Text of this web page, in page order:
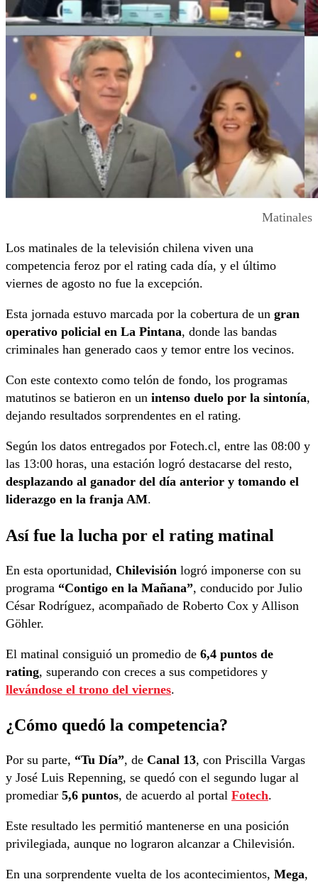
Matinales
Los matinales de la televisión chilena viven una
competencia feroz por el rating cada día, y el último
viernes de agosto no fue la excepción.
Esta jornada estuvo marcada por la cobertura de un gran
operativo policial en La Pintana, donde las bandas
criminales han generado caos y temor entre los vecinos.
Con este contexto como telón de fondo, los programas
matutinos se batieron en un intenso duelo por la sintonía,
dejando resultados sorprendentes en el rating.
Según los datos entregados por Fotech.cl, entre las 08:00 y
las 13:00 horas, una estación logró destacarse del resto,
desplazando al ganador del día anterior y tomando el
liderazgo en la franja AM.
Así fue la lucha por el rating matinal
En esta oportunidad, Chilevisión logró imponerse con su
programa “Contigo en la Mañana”, conducido por Julio
César Rodríguez, acompañado de Roberto Cox y Allison
Göhler.
El matinal consiguió un promedio de 6,4 puntos de
rating, superando con creces a sus competidores y
llevándose el trono del viernes.
¿Cómo quedó la competencia?
Por su parte, “Tu Día”, de Canal 13, con Priscilla Vargas
y José Luis Repenning, se quedó con el segundo lugar al
promediar 5,6 puntos, de acuerdo al portal Fotech.
Este resultado les permitió mantenerse en una posición
privilegiada, aunque no lograron alcanzar a Chilevisión.
En una sorprendente vuelta de los acontecimientos, Mega,